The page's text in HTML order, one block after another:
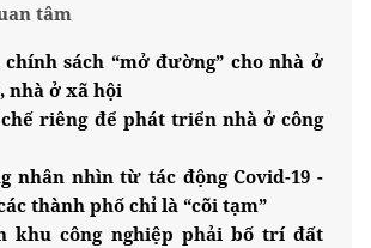
tâm
chính sách “mở đường” cho nhà ở
nhà ở xã hội
chế riêng để phát triển nhà ở công
nhân nhìn từ tác động Covid-19 -
thành phố chỉ là “cõi tạm”
khu công nghiệp phải bố trí đất